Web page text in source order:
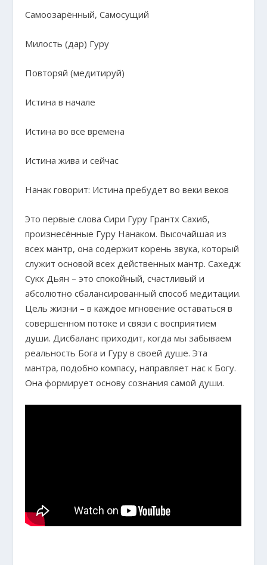
Самоозарённый, Самосущий
Милость (дар) Гуру
Повторяй (медитируй)
Истина в начале
Истина во все времена
Истина жива и сейчас
Нанак говорит: Истина пребудет во веки веков
Это первые слова Сири Гуру Грантх Сахиб,
произнесённые Гуру Нанаком. Высочайшая из
всех мантр, она содержит корень звука, который
служит основой всех действенных мантр. Сахедж
Сукх Дьян – это спокойный, счастливый и
абсолютно сбалансированный способ медитации.
Цель жизни – в каждое мгновение оставаться в
совершенном потоке и связи с восприятием
души. Дисбаланс приходит, когда мы забываем
реальность Бога и Гуру в своей душе. Эта
мантра, подобно компасу, направляет нас к Богу.
Она формирует основу сознания самой души.